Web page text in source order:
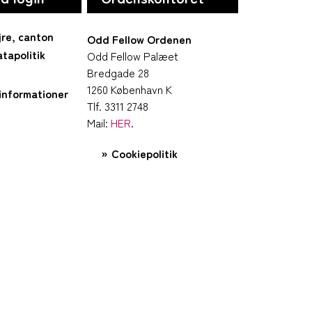
canton
Odd Fellow Ordenen
Odd Fellow Palæet
Bredgade 28
1260 København K
Tlf. 3311 2748
Mail: HER.
Cookiepolitik